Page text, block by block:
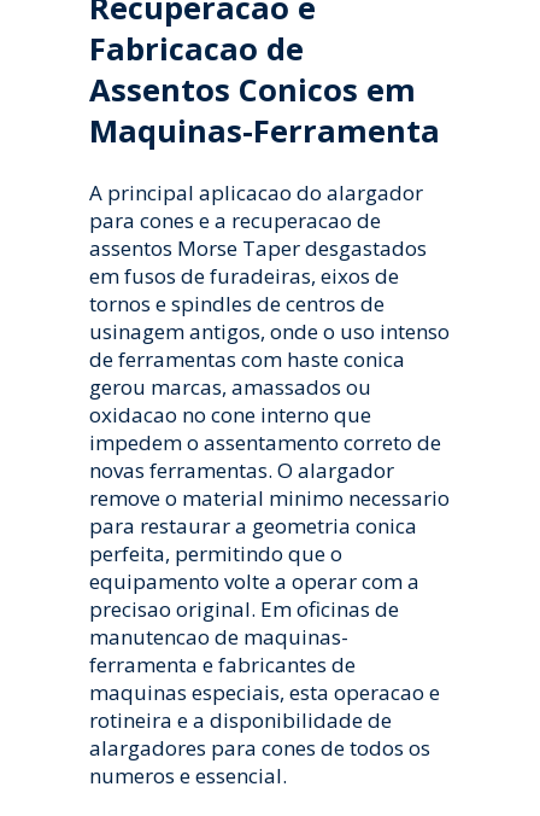
Fabricacao de
Assentos Conicos em
Maquinas-Ferramenta
A principal aplicacao do alargador
para cones e a recuperacao de
assentos Morse Taper desgastados
em fusos de furadeiras, eixos de
tornos e spindles de centros de
usinagem antigos, onde o uso intenso
de ferramentas com haste conica
gerou marcas, amassados ou
oxidacao no cone interno que
impedem o assentamento correto de
novas ferramentas. O alargador
remove o material minimo necessario
para restaurar a geometria conica
perfeita, permitindo que o
equipamento volte a operar com a
precisao original. Em oficinas de
manutencao de maquinas-
ferramenta e fabricantes de
maquinas especiais, esta operacao e
rotineira e a disponibilidade de
alargadores para cones de todos os
numeros e essencial.